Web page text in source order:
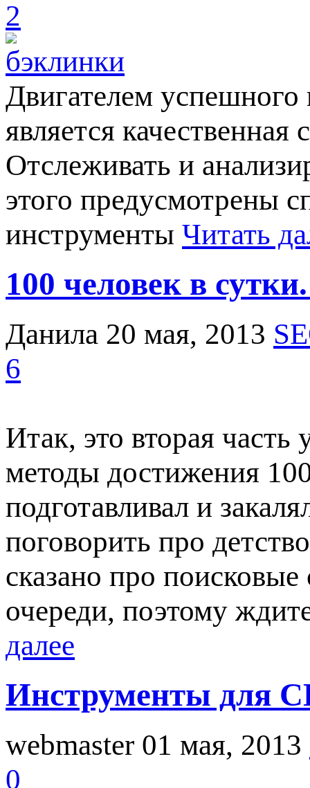
2
Двигателем успешного
является
Отслеживать и
этого предусмотрены
инструменты Читать
100 человек в
Данила 20 мая, 2013
6
Итак, это вторая
методы достижения
подготавливал и
поговорить про
сказано про
очереди, поэтому
далее
Инструменты для
webmaster 01 мая, 2013
0